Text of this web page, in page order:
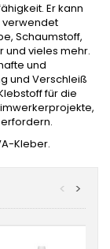
Er kann
verwendet
Schaumstoff,
und vieles mehr.
und
und Verschleiß
für die
Kleber.
>
<